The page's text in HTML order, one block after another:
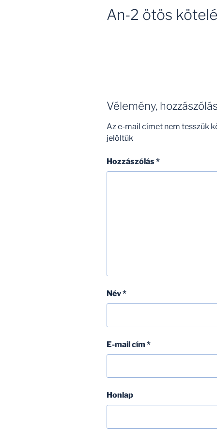
An-2 ötös
Vélemény,
Az e-mail címet nem tesszük
jelöltük
Hozzászólás*
Név*
E-mail cím *
Honlap